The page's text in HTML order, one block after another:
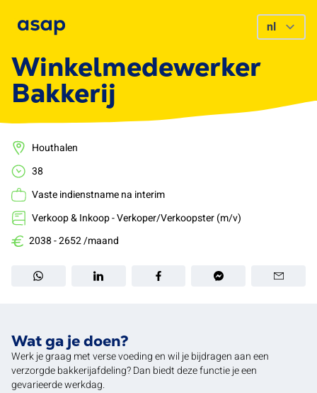
Winkelmedewerker
Bakkerij
Houthalen
38
Vaste indienstname na interim
Verkoop & Inkoop - Verkoper/Verkoopster (m/v)
2038 - 2652 /maand
Wat ga je doen?
Werk je graag met verse voeding en wil je bijdragen aan een
verzorgde bakkerijafdeling? Dan biedt deze functie je een
gevarieerde werkdag.